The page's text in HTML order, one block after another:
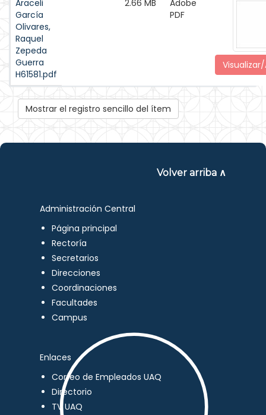
Araceli
García
Olivares,
Raquel
Zepeda
Guerra
H61581.pdf
2.66 MB
Adobe
PDF
Mostrar el registro sencillo del ítem
Volver arriba ∧
Administración Central
Página principal
Rectoría
Secretarios
Direcciones
Coordinaciones
Facultades
Campus
Enlaces
Correo de Empleados UAQ
Directorio
TV UAQ